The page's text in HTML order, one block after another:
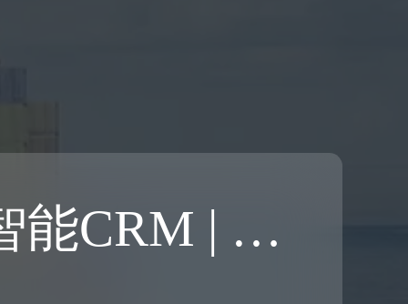
探迹拓客 | 智能CRM | 智能呼叫中心